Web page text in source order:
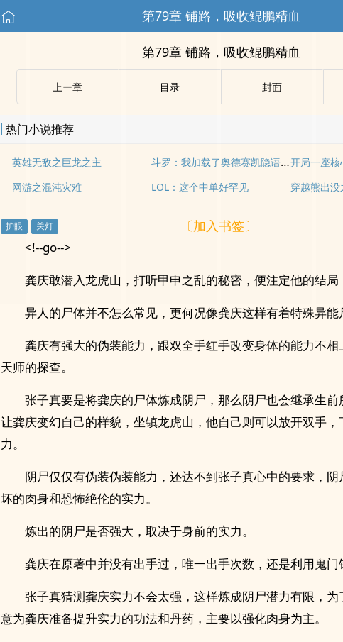
第79章 铺路，吸收鲲鹏精血
第79章 铺路，吸收鲲鹏精血
上ー章 目录 封面
热门小说推荐
英雄无敌之巨龙之主 斗罗：我加载了奥德赛凯隐语音包开局一座核
网游之混沌灾难
LOL：这个中单好罕见 穿越熊出
〔加入书签〕
<!--go-->
龚庆敢潜入龙虎山，打听甲申之乱的秘密，便注定他的结局
异人的尸体并不怎么常见，更何况像龚庆这样有着特殊异能
龚庆有强大的伪装能力，跟双全手红手改变身体的能力不
天师的探查。
张子真要是将龚庆的尸体炼成阴尸，那么阴尸也会继承生
让龚庆变幻自己的样貌，坐镇龙虎山，他自己则可以放开双手
力。
阴尸仅仅有伪装伪装能力，还达不到张子真心中的要求，
坏的肉身和恐怖绝伦的实力。
炼出的阴尸是否强大，取决于身前的实力。
龚庆在原著中并没有出手过，唯一出手次数，还是利用鬼门
张子真猜测龚庆实力不会太强，这样炼成阴尸潜力有限，
意为龚庆准备提升实力的功法和丹药，主要以强化肉身为主。